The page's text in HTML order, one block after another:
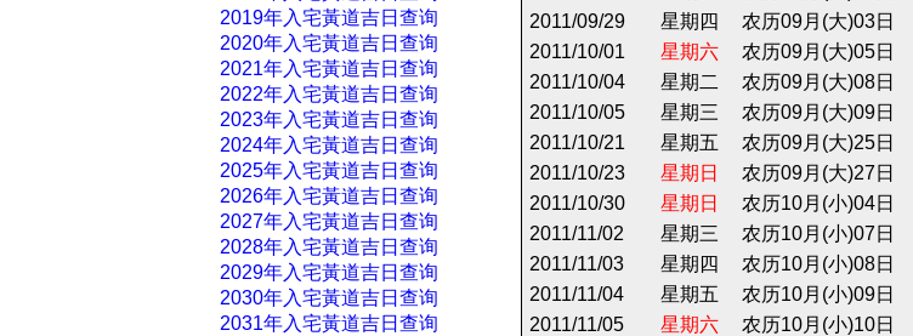
2019年入宅黃道吉日查询
2020年入宅黃道吉日查询
2021年入宅黃道吉日查询
2022年入宅黃道吉日查询
2023年入宅黃道吉日查询
2024年入宅黃道吉日查询
2025年入宅黃道吉日查询
2026年入宅黃道吉日查询
2027年入宅黃道吉日查询
2028年入宅黃道吉日查询
2029年入宅黃道吉日查询
2030年入宅黃道吉日查询
2031年入宅黃道吉日查询
2011/09/29
星期四 农历09月(大)03日
2011/10/01
星期六 农历09月(大)05日
2011/10/04
星期二 农历09月(大)08日
2011/10/05
星期三 农历09月(大)09日
2011/10/21
星期五 农历09月(大)25日
2011/10/23
星期日 农历09月(大)27日
2011/10/30
星期日 农历10月(小)04日
2011/11/02
星期三 农历10月(小)07日
2011/11/03
星期四 农历10月(小)08日
2011/11/04
星期五 农历10月(小)09日
2011/11/05
星期六 农历10月(小)10日